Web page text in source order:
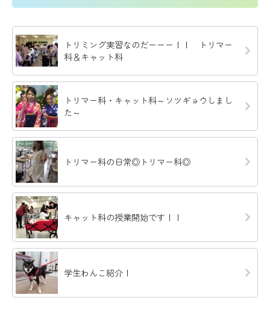
トリミング実習なのだーーー！！ トリマー
科＆キャット科
トリマー科・キャット科～ソツギョウしまし
た～
トリマー科の日常◎トリマー科◎
キャット科の授業開始です！！
学生わんこ紹介！